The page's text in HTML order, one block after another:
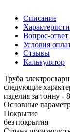
Описание
Вопрос-ответ
Условия
Отзывы
Калькулятор
Труба
следующие
изделия за тонну -
Основные
Покрытие
без покрытия